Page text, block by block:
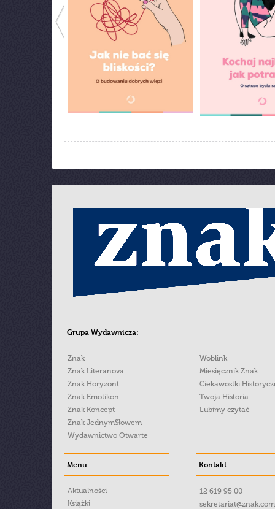
Grupa Wydawnicza:
Znak
Znak Literanova
Znak Horyzont
Znak Emotikon
Znak Koncept
Znak JednymSłowem
Wydawnictwo Otwarte
Woblink
Miesięcznik Znak
Ciekawostki
Twoja Historia
Lubimy czytać
Menu:
Aktualności
Książki
Kontakt:
12 619 95 00